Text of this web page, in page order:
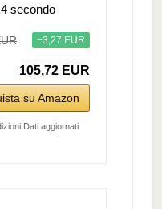
secondo
−3,27 EUR
105,72 EUR
su Amazon
Dati aggiornati